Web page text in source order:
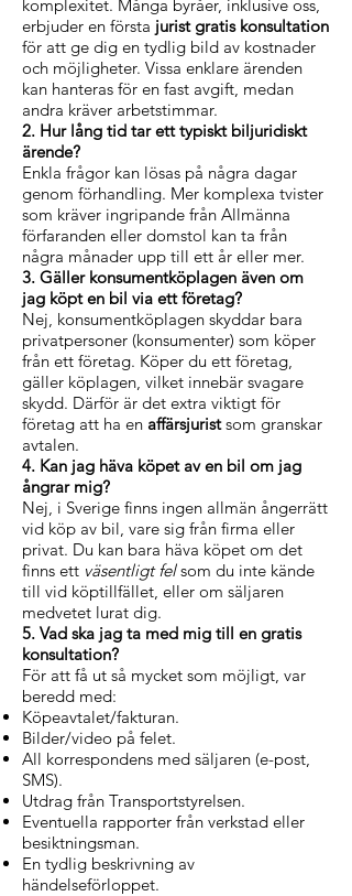
komplexitet. Många byråer, inklusive oss,
erbjuder en första jurist gratis konsultation
för att ge dig en tydlig bild av kostnader
och möjligheter. Vissa enklare ärenden
kan hanteras för en fast avgift, medan
andra kräver arbetstimmar.
2. Hur lång tid tar ett typiskt biljuridiskt
ärende?
Enkla frågor kan lösas på några dagar
genom förhandling. Mer komplexa tvister
som kräver ingripande från Allmänna
förfaranden eller domstol kan ta från
några månader upp till ett år eller mer.
3. Gäller konsumentköplagen även om
jag köpt en bil via ett företag?
Nej, konsumentköplagen skyddar bara
privatpersoner (konsumenter) som köper
från ett företag. Köper du ett företag,
gäller köplagen, vilket innebär svagare
skydd. Därför är det extra viktigt för
företag att ha en affärsjuristsom granskar
avtalen.
4. Kan jag häva köpet av en bil om jag
ångrar mig?
Nej, i Sverige finns ingen allmän ångerrätt
vid köp av bil, vare sig från firma eller
privat. Du kan bara häva köpet om det
finns ett väsentligt felsom du inte kände
till vid köptillfället, eller om säljaren
medvetet lurat dig.
5. Vad ska jag ta med mig till en gratis
konsultation?
För att få ut så mycket som möjligt, var
beredd med:
Köpeavtalet/fakturan.
Bilder/video på felet.
All korrespondens med säljaren (e-post,
SMS).
Utdrag från Transportstyrelsen.
Eventuella rapporter från verkstad eller
besiktningsman.
En tydlig beskrivning av
händelseförloppet.